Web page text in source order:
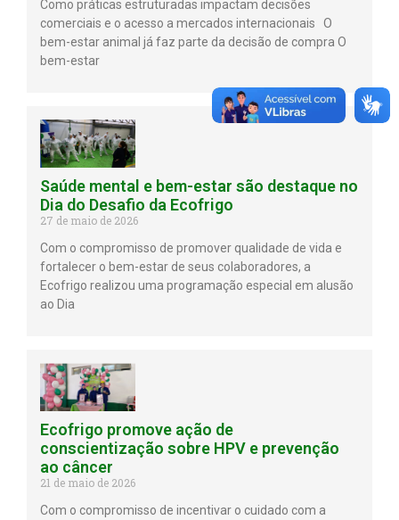
Como práticas estruturadas impactam decisões
comerciais e o acesso a mercados internacionais O
bem-estar animal já faz parte da decisão de compra O
bem-estar
Saúde mental e bem-estar são destaque no
Dia do Desafio da Ecofrigo
27 de maio de 2026
Com o compromisso de promover qualidade de vida e
fortalecer o bem-estar de seus colaboradores, a
Ecofrigo realizou uma programação especial em alusão
ao Dia
Ecofrigo promove ação de
conscientização sobre HPV e prevenção
ao câncer
21 de maio de 2026
Com o compromisso de incentivar o cuidado com a